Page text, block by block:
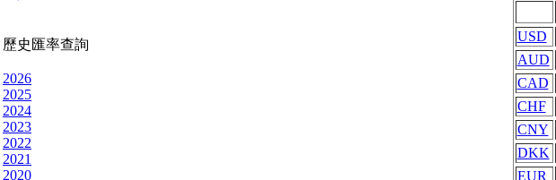
歷史匯率查詢
2026
2025
2024
2023
2022
2021
2020
USD
AUD
CAD
CHF
CNY
DKK
EUR